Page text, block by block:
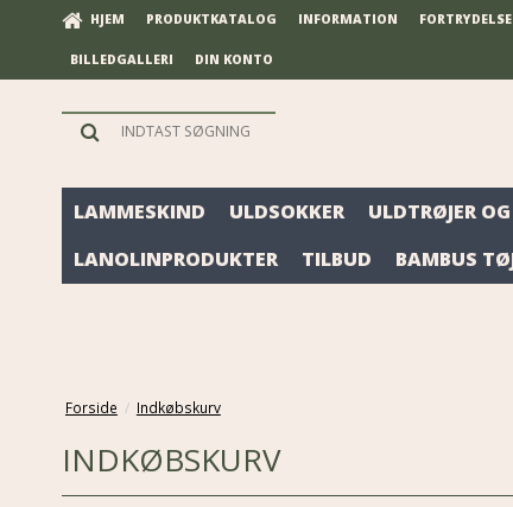
HJEM PRODUKTKATALOG INFORMATION FORTRYDELSE
BILLEDGALLERI DIN KONTO
LAMMESKIND ULDSOKKER ULDTRØJER
LANOLINPRODUKTER
TILBUD BAMBUS
Forside / Indkøbskurv
INDKØBSKURV